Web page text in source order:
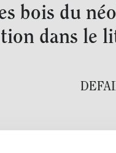
bois du
dans le